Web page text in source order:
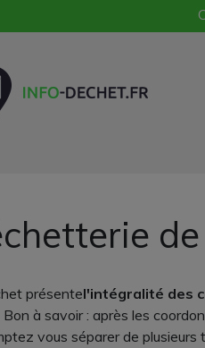
présentel'intégralité des
à savoir : après les
vous séparer de